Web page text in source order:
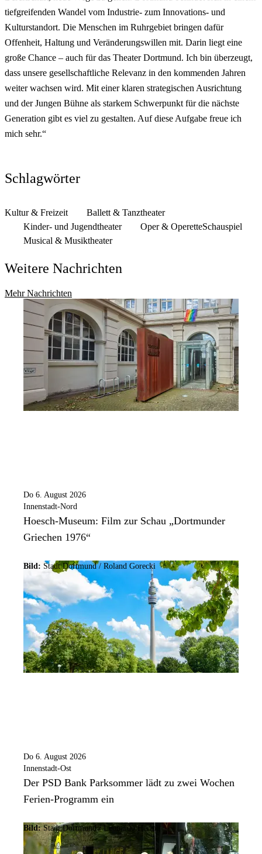
tiefgreifenden Wandel vom Industrie- zum Innovations- und
Kulturstandort. Die Menschen im Ruhrgebiet bringen dafür
Offenheit, Haltung und Veränderungswillen mit. Darin liegt eine
große Chance – auch für das Theater Dortmund. Ich bin überzeugt,
dass unsere gesellschaftliche Relevanz in den kommenden Jahren
weiter wachsen wird. Mit einer klaren strategischen Ausrichtung
und der Jungen Bühne als starkem Schwerpunkt für die nächste
Generation gibt es viel zu gestalten. Auf diese Aufgabe freue ich
mich sehr.“
Schlagwörter
Kultur & Freizeit
Ballett & Tanztheater
Kinder- und Jugendtheater
Oper & OperetteSchauspiel
Musical & Musiktheater
Weitere Nachrichten
Mehr Nachrichten
Do 6. August 2026
Innenstadt-Nord
Hoesch-Museum: Film zur Schau „Dortmunder
Griechen 1976“
Bild: Stadt Dortmund / Roland Gorecki
Do 6. August 2026
Innenstadt-Ost
Der PSD Bank Parksommer lädt zu zwei Wochen
Ferien-Programm ein
Bild: Stadt Dortmund / Leonardo Hering